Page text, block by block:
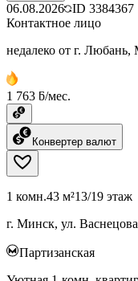
06.08.2026 ID 3384367
Контактное лицо
недалеко от г. Любань,
1 763 ƃ/мес.
Конвертер валют
1 комн.43 м²13/19 этаж
г. Минск, ул.
Партизанская